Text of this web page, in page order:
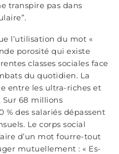
transpire pas dans
l’utilisation du mot «
porosité qui existe
classes sociales face
du quotidien. La
entre les ultra-riches et
Sur 68 millions
% des salariés dépassent
Le corps social
d’un mot fourre-tout
mutuellement : « Es-